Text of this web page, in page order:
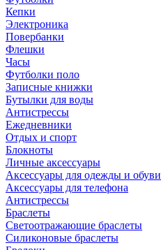
Кепки
Электроника
Повербанки
Флешки
Часы
Футболки поло
Записные книжки
Бутылки для воды
Антистрессы
Ежедневники
Отдых и спорт
Блокноты
Личные аксессуары
Аксессуары для одежды и обуви
Аксессуары для телефона
Антистрессы
Браслеты
Светоотражающие браслеты
Силиконовые браслеты